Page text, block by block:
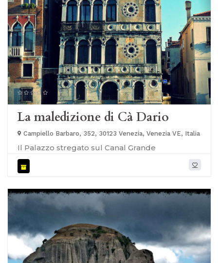
La maledizione di Cà Dario
Campiello Barbaro, 352, 30123 Venezia, Venezia VE, Italia
Il Palazzo stregato sul Canal Grande